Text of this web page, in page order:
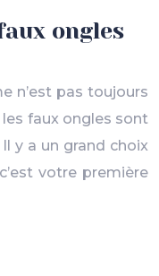
ongles
n’est pas toujours
les faux ongles sont
y a un grand choix
votre première